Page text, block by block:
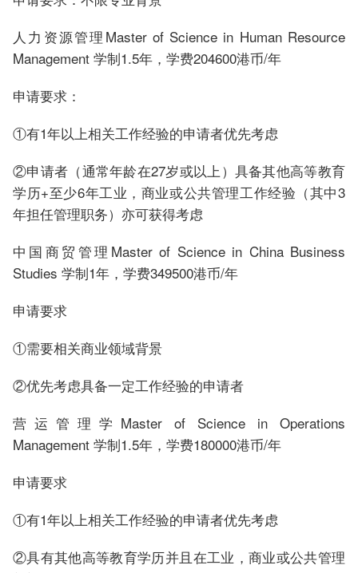
人力资源管理Master of Science in Human Resource
Management 学制1.5年，学费204600港币/年
申请要求：
①有1年以上相关工作经验的申请者优先考虑
②申请者（通常年龄在27岁或以上）具备其他高等教育
学历+至少6年工业，商业或公共管理工作经验（其中3
年担任管理职务）亦可获得考虑
中国商贸管理Master of Science in China Business
Studies 学制1年，学费349500港币/年
申请要求
①需要相关商业领域背景
②优先考虑具备一定工作经验的申请者
营运管理学Master of Science in Operations
Management 学制1.5年，学费180000港币/年
申请要求
①有1年以上相关工作经验的申请者优先考虑
②具有其他高等教育学历并且在工业，商业或公共管理